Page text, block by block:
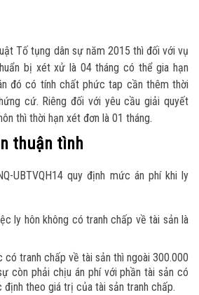
Tố tụng dân sự năm 2015 thì đối với vụ
bị xét xử là 04 tháng có thể gia hạn
đó có tính chất phức tap cần thêm thời
cứ. Riêng đối với yêu cầu giải quyết
thì thời hạn xét đơn là 01 tháng.
thuận tình
UBTVQH14 quy định mức án phí khi ly
ly hôn không có tranh chấp về tài sản là
có tranh chấp về tài sản thì ngoài 300.000
còn phải chịu án phí với phần tài sản có
theo giá trị của tài sản tranh chấp.